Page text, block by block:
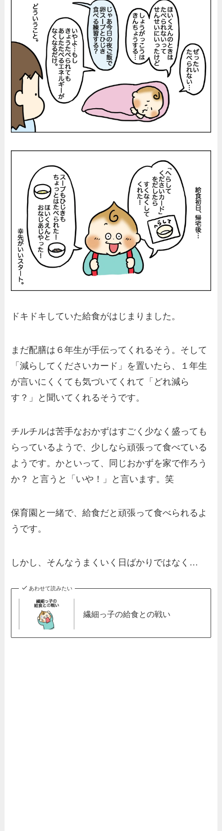
ドキドキしていた給食がはじまりました。
まだ配膳は６年生が手伝ってくれるそう。そして
「減らしてくださいカード」を置いたら、１年生
が言いにくくても気づいてくれて「どれ減ら
す？」と聞いてくれるそうです。
チルチルは苦手なおかずはすごく少なく盛っても
らっているようで、少しなら頑張って食べている
ようです。かといって、同じおかずを家で作ろう
か？ と言うと「いや！」と言います。笑
保育園と一緒で、給食だと頑張って食べられるよ
うです。
しかし、そんなうまくいく日ばかりではなく…
あわせて読みたい
繊細っ子の給食との戦い